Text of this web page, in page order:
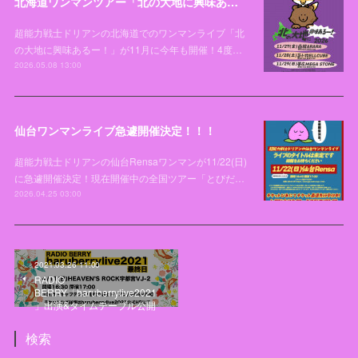
超能力戦士ドリアンの北海道でのワンマンライブ「北
の大地に興味あるー！」が11月に今年も開催！4度…
2026.05.08 13:00
仙台ワンマンライブ急遽開催決定！！！
超能力戦士ドリアンの仙台Rensaワンマンが11/22(日)
に急遽開催決定！現在開催中の全国ツアー「とびだ…
2026.04.25 03:00
2021.03.26 11:00
RADIO
BERRY「haruberrylive2021
」出演&タイムテーブル公開
検索